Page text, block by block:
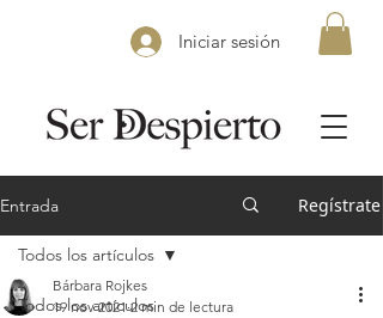
Iniciar sesión
Entrada Regístrate
Todos los artículos
Todos los artículos
Bárbara Rojkes
19 nov 2021 2 min de lectura